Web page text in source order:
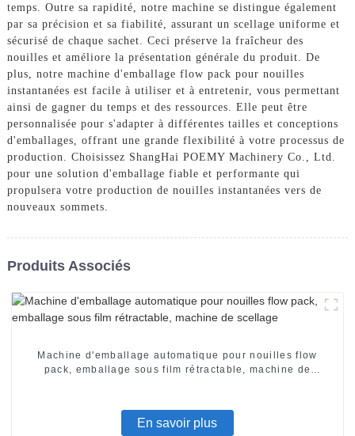
temps. Outre sa rapidité, notre machine se distingue également
par sa précision et sa fiabilité, assurant un scellage uniforme et
sécurisé de chaque sachet. Ceci préserve la fraîcheur des
nouilles et améliore la présentation générale du produit. De
plus, notre machine d'emballage flow pack pour nouilles
instantanées est facile à utiliser et à entretenir, vous permettant
ainsi de gagner du temps et des ressources. Elle peut être
personnalisée pour s'adapter à différentes tailles et conceptions
d'emballages, offrant une grande flexibilité à votre processus de
production. Choisissez ShangHai POEMY Machinery Co., Ltd.
pour une solution d'emballage fiable et performante qui
propulsera votre production de nouilles instantanées vers de
nouveaux sommets.
Produits Associés
Machine d'emballage automatique pour nouilles flow
pack, emballage sous film rétractable, machine de
En savoir plus